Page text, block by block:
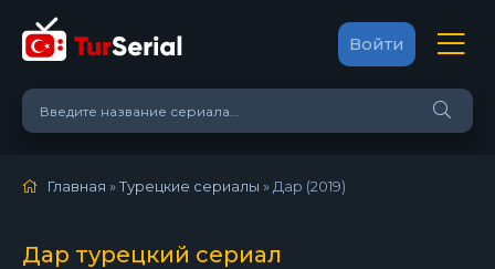
Войти
Главная »Турецкие сериалы » Дар (2019)
Дар турецкий сериал